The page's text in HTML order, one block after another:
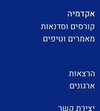
אקדמיה
קורסים וסדנאות
מאמרים וטיפים
הרצאות
ארגונים
יצירת קשר